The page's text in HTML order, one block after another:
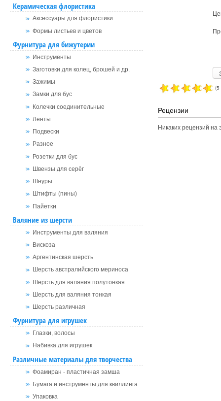
Керамическая флористика
Аксессуары для флористики
Формы листьев и цветов
Фурнитура для бижутерии
Инструменты
Заготовки для колец, брошей и др.
Зажимы
Замки для бус
Колечки соединительные
Ленты
Подвески
Разное
Розетки для бус
Швензы для серёг
Шнуры
Штифты (пины)
Пайетки
Валяние из шерсти
Инструменты для валяния
Вискоза
Аргентинская шерсть
Шерсть австралийского мериноса
Шерсть для валяния полутонкая
Шерсть для валяния тонкая
Шерсть различная
Фурнитура для игрушек
Глазки, волосы
Набивка для игрушек
Различные материалы для творчества
Фоамиран - пластичная замша
Бумага и инструменты для квиллинга
Упаковка
(5
Рецензии
Никаких рецензий на